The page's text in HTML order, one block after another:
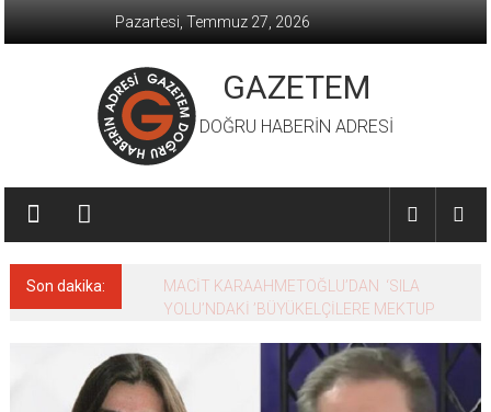
Pazartesi, Temmuz 27, 2026
GAZETEM
DOĞRU HABERİN ADRESİ
Son dakika:
MACİT KARAAHMETOĞLU’DAN ‘SILA
YOLU’NDAKİ ’BÜYÜKELÇİLERE MEKTUP